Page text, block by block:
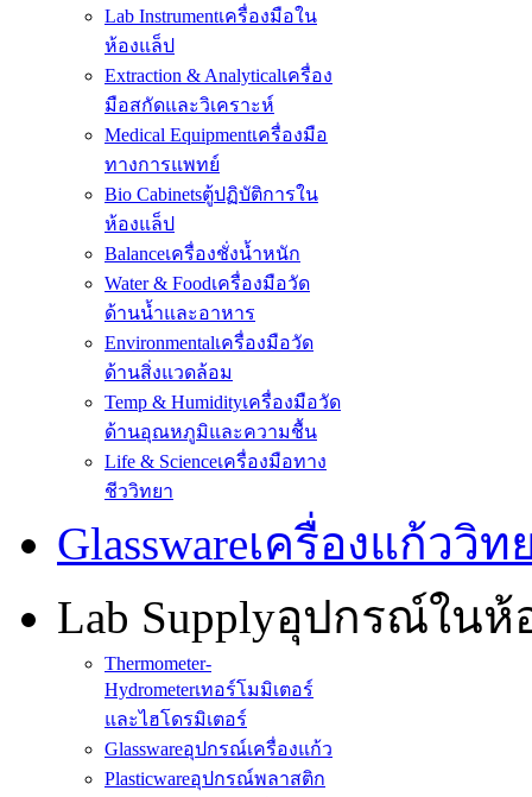
Lab Instrumentเครื่องมือใน
ห้องแล็ป
Extraction & Analyticalเครื่อง
มือสกัดและวิเคราะห์
Medical Equipmentเครื่องมือ
ทางการแพทย์
Bio Cabinetsตู้ปฏิบัติการใน
ห้องแล็ป
Balanceเครื่องชั่งน้ำหนัก
Water & Foodเครื่องมือวัด
ด้านน้ำและอาหาร
Environmentalเครื่องมือวัด
ด้านสิ่งแวดล้อม
Temp & Humidityเครื่องมือวัด
ด้านอุณหภูมิและความชื้น
Life & Scienceเครื่องมือทาง
ชีววิทยา
Glasswareเครื่องแก้ววิท
Lab Supplyอุปกรณ์ในห้
Thermometer-
Hydrometerเทอร์โมมิเตอร์
และไฮโดรมิเตอร์
Glasswareอุปกรณ์เครื่องแก้ว
Plasticwareอุปกรณ์พลาสติก